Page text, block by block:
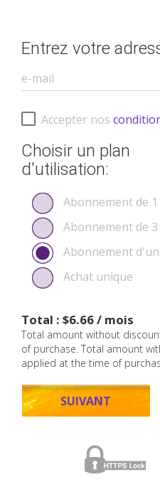
Entrez votre
Accepter nos
Choisir un plan
d'utilisation:
Abonnement de
Abonnement de
Abonnement
Achat unique
Total : $6.66 / mois
Total amount without
of purchase. Total amount
applied at the time of